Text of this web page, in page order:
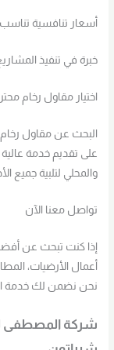
أسعار تنافسية
خبرة في تنفيذ
اختيار مقاول رخام
البحث عن مقاول
على تقديم خدمة عالية
والمحلي لتلبية جميع
تواصل معنا الآن
إذا كنت تبحث عن
أعمال الأرضيات،
نحن نضمن لك خدمة
شركة المصطفى